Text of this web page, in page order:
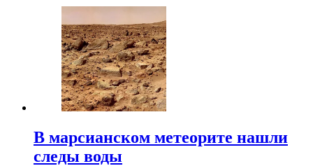
В марсианском метеорите нашли
следы воды